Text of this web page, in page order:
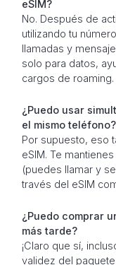
eSIM?
No. Después de
utilizando tu
llamadas y
solo para datos,
cargos de roaming.
¿Puedo usar
el mismo teléfono?
Por supuesto, eso
eSIM. Te
(puedes llamar y
través del eSIM
¿Puedo comprar
más tarde?
¡Claro que sí,
validez del